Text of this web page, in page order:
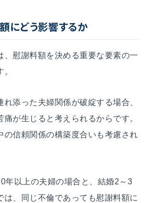
にどう影響するか
、慰謝料額を決める重要な要素の一
れ添った夫婦関係が破綻する場合、
痛が生じると考えられるからです。
の信頼関係の構築度合いも考慮され
年以上の夫婦の場合と、結婚2～3
は、同じ不倫であっても慰謝料額に